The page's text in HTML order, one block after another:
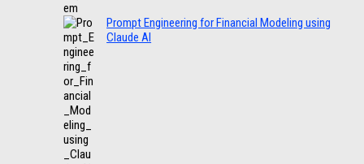
Prompt Engineering for Financial Modeling using
Claude AI